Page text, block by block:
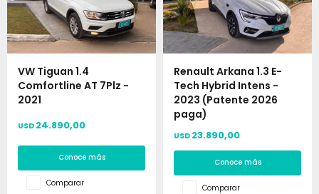
VW Tiguan 1.4
Comfortline AT 7Plz -
2021
USD 24.890,00
Conoce más
Comparar
Renault Arkana 1.3 E-
Tech Hybrid Intens -
2023 (Patente 2026
paga)
USD 23.890,00
Conoce más
Comparar